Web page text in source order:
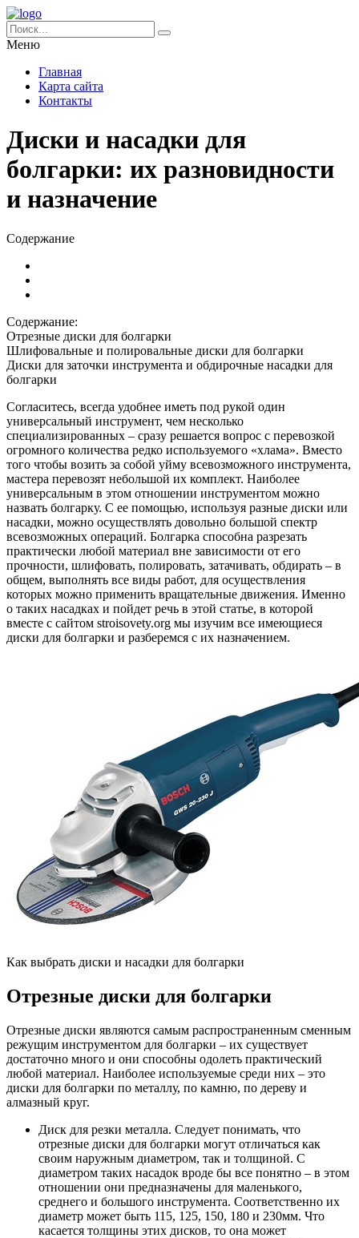
Меню
Главная
Карта сайта
Контакты
Диски и насадки для
болгарки: их разновидности
и назначение
Содержание
Содержание:
Отрезные диски для болгарки
Шлифовальные и полировальные диски для болгарки
Диски для заточки инструмента и обдирочные насадки для
болгарки
Согласитесь, всегда удобнее иметь под рукой один
универсальный инструмент, чем несколько
специализированных – сразу решается вопрос с перевозкой
огромного количества редко используемого «хлама». Вместо
того чтобы возить за собой уйму всевозможного инструмента,
мастера перевозят небольшой их комплект. Наиболее
универсальным в этом отношении инструментом можно
назвать болгарку. С ее помощью, используя разные диски или
насадки, можно осуществлять довольно большой спектр
всевозможных операций. Болгарка способна разрезать
практически любой материал вне зависимости от его
прочности, шлифовать, полировать, затачивать, обдирать – в
общем, выполнять все виды работ, для осуществления
которых можно применить вращательные движения. Именно
о таких насадках и пойдет речь в этой статье, в которой
вместе с сайтом stroisovety.org мы изучим все имеющиеся
диски для болгарки и разберемся с их назначением.
Как выбрать диски и насадки для болгарки
Отрезные диски для болгарки
Отрезные диски являются самым распространенным сменным
режущим инструментом для болгарки – их существует
достаточно много и они способны одолеть практический
любой материал. Наиболее используемые среди них – это
диски для болгарки по металлу, по камню, по дереву и
алмазный круг.
Диск для резки металла. Следует понимать, что
отрезные диски для болгарки могут отличаться как
своим наружным диаметром, так и толщиной. С
диаметром таких насадок вроде бы все понятно – в этом
отношении они предназначены для маленького,
среднего и большого инструмента. Соответственно их
диаметр может быть 115, 125, 150, 180 и 230мм. Что
касается толщины этих дисков, то она может